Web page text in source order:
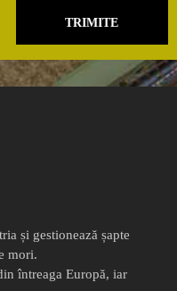
TRIMITE
și gestionează șapte
mori.
întreaga Europă, iar